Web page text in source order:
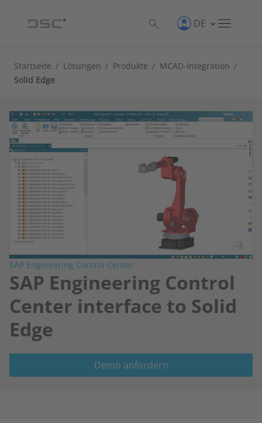
DE
Startseite / Lösungen / Produkte / MCAD-Integration /
Solid Edge
SAP Engineering Control Center
SAP Engineering Control
Center interface to Solid
Edge
Demo anfordern